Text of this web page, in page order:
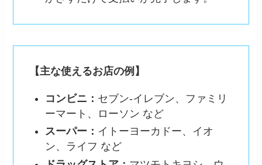
【主な使えるお店の例】
コンビニ： セブン-イレブン、ファミリ
ーマート、ローソン など
スーパー： イトーヨーカドー、イオ
ン、ライフ など